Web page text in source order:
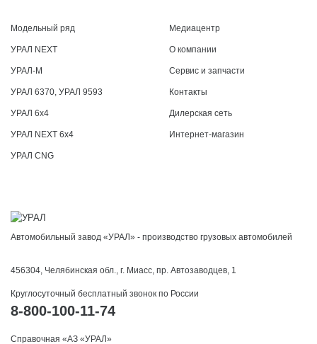
Модельный ряд
УРАЛ NEXT
УРАЛ-М
УРАЛ 6370, УРАЛ 9593
УРАЛ 6x4
УРАЛ NEXT 6x4
УРАЛ CNG
Медиацентр
О компании
Сервис и запчасти
Контакты
Дилерская сеть
Интернет-магазин
Автомобильный завод «УРАЛ» - производство грузовых автомобилей
456304, Челябинская обл., г. Миасс, пр. Автозаводцев, 1
Круглосуточный бесплатный звонок по России
8-800-100-11-74
Справочная «АЗ «УРАЛ»